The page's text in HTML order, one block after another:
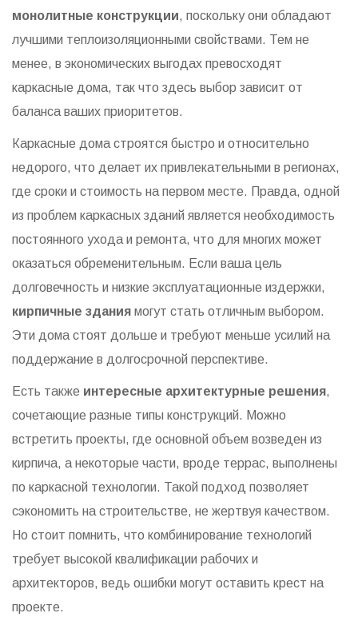
монолитные конструкции, поскольку они обладают
лучшими теплоизоляционными свойствами. Тем не
менее, в экономических выгодах превосходят
каркасные дома, так что здесь выбор зависит от
баланса ваших приоритетов.
Каркасные дома строятся быстро и относительно
недорого, что делает их привлекательными в регионах,
где сроки и стоимость на первом месте. Правда, одной
из проблем каркасных зданий является необходимость
постоянного ухода и ремонта, что для многих может
оказаться обременительным. Если ваша цель
долговечность и низкие эксплуатационные издержки,
кирпичные здания могут стать отличным выбором.
Эти дома стоят дольше и требуют меньше усилий на
поддержание в долгосрочной перспективе.
Есть также интересные архитектурные решения,
сочетающие разные типы конструкций. Можно
встретить проекты, где основной объем возведен из
кирпича, а некоторые части, вроде террас, выполнены
по каркасной технологии. Такой подход позволяет
сэкономить на строительстве, не жертвуя качеством.
Но стоит помнить, что комбинирование технологий
требует высокой квалификации рабочих и
архитекторов, ведь ошибки могут оставить крест на
проекте.